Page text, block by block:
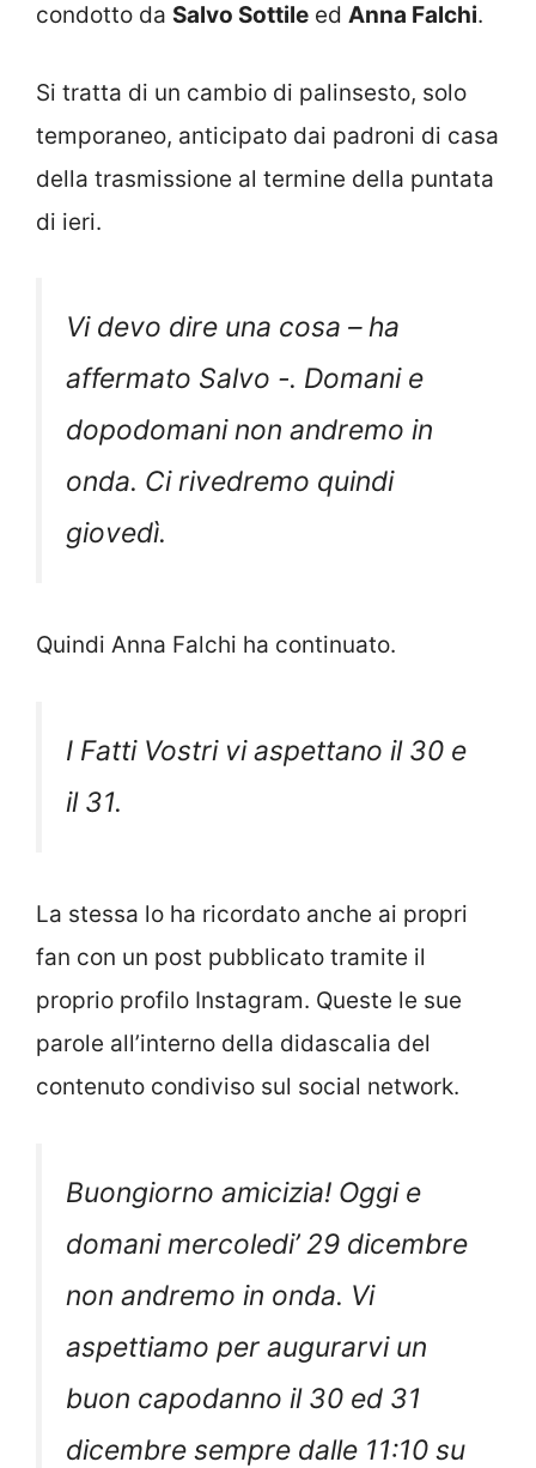
condotto da Salvo Sottile ed Anna Falchi.
Si tratta di un cambio di palinsesto, solo
temporaneo, anticipato dai padroni di casa
della trasmissione al termine della puntata
di ieri.
Vi devo dire una cosa – ha
affermato Salvo -. Domani e
dopodomani non andremo in
onda. Ci rivedremo quindi
giovedì.
Quindi Anna Falchi ha continuato.
I Fatti Vostri vi aspettano il 30 e
il 31.
La stessa lo ha ricordato anche ai propri
fan con un post pubblicato tramite il
proprio profilo Instagram. Queste le sue
parole all’interno della didascalia del
contenuto condiviso sul social network.
Buongiorno amicizia! Oggi e
domani mercoledi’ 29 dicembre
non andremo in onda. Vi
aspettiamo per augurarvi un
buon capodanno il 30 ed 31
dicembre sempre dalle 11:10 su